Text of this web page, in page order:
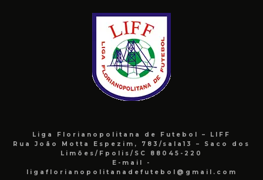
Liga Florianopolitana de Futebol – LIFF
Rua João Motta Espezim, 783/sala13 – Saco dos
Limões/Fpolis/SC 88045-220
E-mail -
ligaflorianopolitanadefutebol@gmail.com